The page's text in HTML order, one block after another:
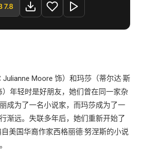
7.8
Julianne Moore 饰）和玛莎（蒂尔达·斯
）年轻时是好朋友，她们曾在同一家杂
成为了一名小说家，而玛莎成为了一
渐远。失联多年后，她们重新开始了
国华裔作家西格丽德·努涅斯的小说